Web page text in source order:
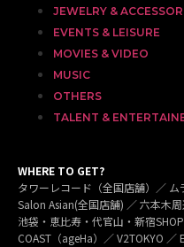
JEWELRY &
EVENTS & LEISURE
MOVIES & VIDEO
MUSIC
OTHERS
TALENT &
WHERE TO GET?
タワーレコード（全国店舗）／
Salon Asian(全国店舗) ／ 六本木
池袋・恵比寿・代官山・新宿
COAST（ageHa）／ V2TOKYO ／